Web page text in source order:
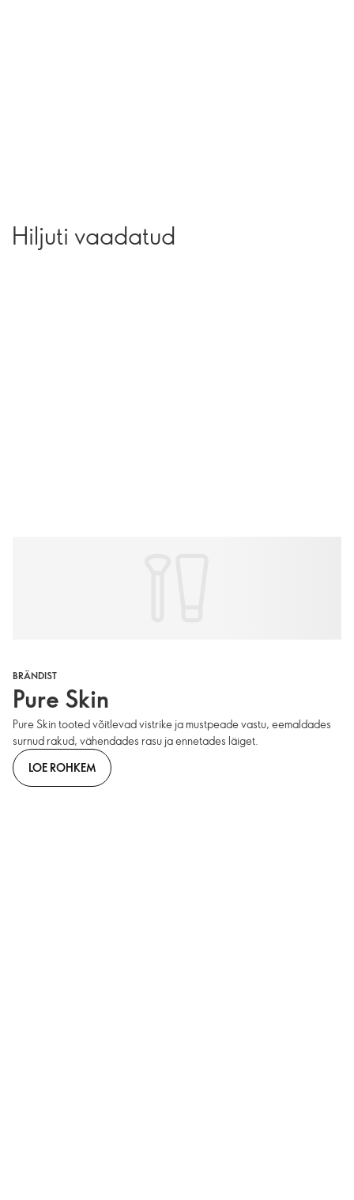
Hiljuti vaadatud
BRÄNDIST
Pure Skin
Pure Skin tooted võitlevad vistrike ja mustpeade vastu, eemaldades
surnud rakud, vähendades rasu ja ennetades läiget.
LOE ROHKEM